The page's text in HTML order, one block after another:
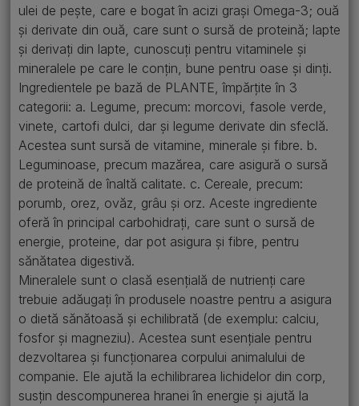
ulei de pește, care e bogat în acizi grași Omega-3; ouă
și derivate din ouă, care sunt o sursă de proteină; lapte
și derivați din lapte, cunoscuți pentru vitaminele și
mineralele pe care le conțin, bune pentru oase și dinți.
Ingredientele pe bază de PLANTE, împărțite în 3
categorii: a. Legume, precum: morcovi, fasole verde,
vinete, cartofi dulci, dar și legume derivate din sfeclă.
Acestea sunt sursă de vitamine, minerale și fibre. b.
Leguminoase, precum mazărea, care asigură o sursă
de proteină de înaltă calitate. c. Cereale, precum:
porumb, orez, ovăz, grâu și orz. Aceste ingrediente
oferă în principal carbohidrați, care sunt o sursă de
energie, proteine, dar pot asigura și fibre, pentru
sănătatea digestivă.
Mineralele sunt o clasă esențială de nutrienți care
trebuie adăugați în produsele noastre pentru a asigura
o dietă sănătoasă și echilibrată (de exemplu: calciu,
fosfor și magneziu). Acestea sunt esențiale pentru
dezvoltarea și funcționarea corpului animalului de
companie. Ele ajută la echilibrarea lichidelor din corp,
susțin descompunerea hranei în energie și ajută la